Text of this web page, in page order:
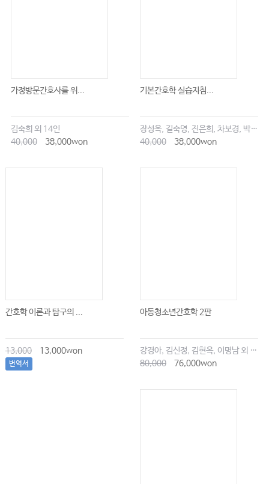
가정방문간호사를 위...
김숙희 외 14인
40,000
38,000won
기본간호학 실습지침...
장성옥, 길숙영, 진은희, 차보경, 박창승, 김영희, 임세현, 김은재, 이해랑
40,000
38,000won
간호학 이론과 탐구의 ...
13,000 13,000won
번역서
아동청소년간호학 2판
강경아, 김신정, 김현옥, 이명남 외 공저
80,000
76,000won